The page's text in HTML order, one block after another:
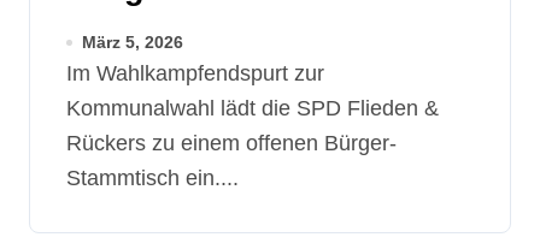
Wahlkampfendspurt ein
März 5, 2026
Im Wahlkampfendspurt zur
Kommunalwahl lädt die SPD Flieden &
Rückers zu einem offenen Bürger-
Stammtisch ein....